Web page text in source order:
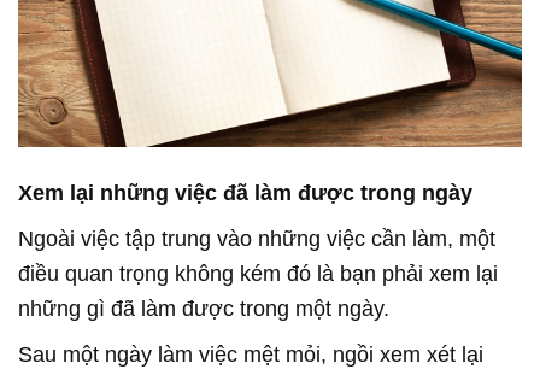
Xem lại những việc đã làm được trong ngày
Ngoài việc tập trung vào những việc cần làm, một
điều quan trọng không kém đó là bạn phải xem lại
những gì đã làm được trong một ngày.
Sau một ngày làm việc mệt mỏi, ngồi xem xét lại